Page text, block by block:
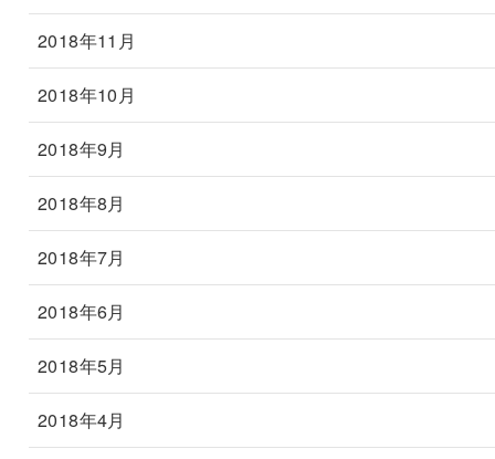
2018年11月
2018年10月
2018年9月
2018年8月
2018年7月
2018年6月
2018年5月
2018年4月